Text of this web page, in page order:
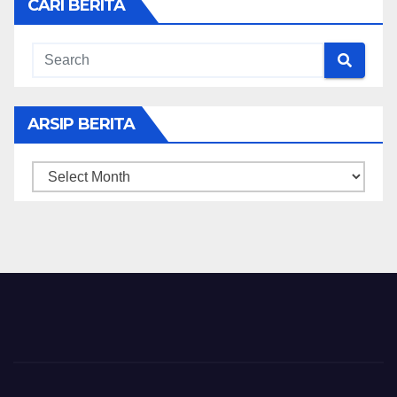
CARI BERITA
ARSIP BERITA
ARSIP